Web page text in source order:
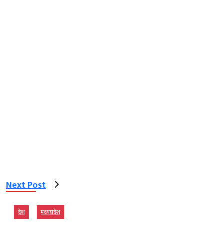
Next Post
देश मध्‍यप्रदेश